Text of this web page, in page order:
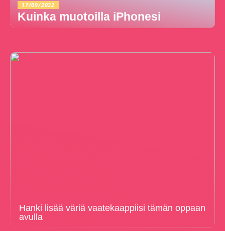
17/09/2022
Kuinka muotoilla iPhonesi
Hanki lisää väriä vaatekaappiisi tämän oppaan
avulla